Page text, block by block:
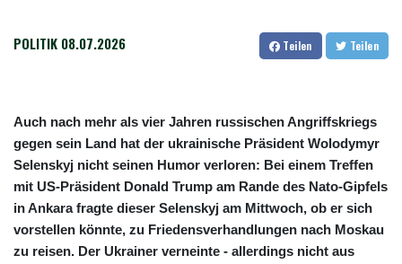
POLITIK 08.07.2026 Teilen Teilen
Auch nach mehr als vier Jahren russischen Angriffskriegs
gegen sein Land hat der ukrainische Präsident Wolodymyr
Selenskyj nicht seinen Humor verloren: Bei einem Treffen
mit US-Präsident Donald Trump am Rande des Nato-Gipfels
in Ankara fragte dieser Selenskyj am Mittwoch, ob er sich
vorstellen könnte, zu Friedensverhandlungen nach Moskau
zu reisen. Der Ukrainer verneinte - allerdings nicht aus